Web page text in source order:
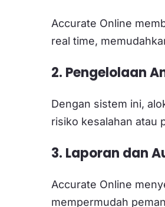
Accurate Online
real time,
2. Pengelolaan
Dengan sistem ini,
risiko kesalahan atau
3. Laporan dan
Accurate Online
mempermudah